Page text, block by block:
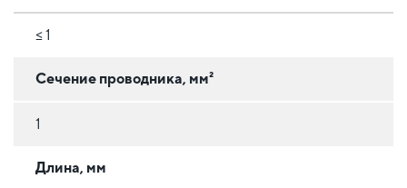
≤ 1
Сечение проводника, мм²
1
Длина, мм